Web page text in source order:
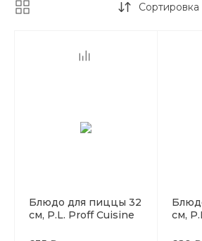
Сортировка
Блюдо для пиццы 32
см, P.L. Proff Cuisine
см,